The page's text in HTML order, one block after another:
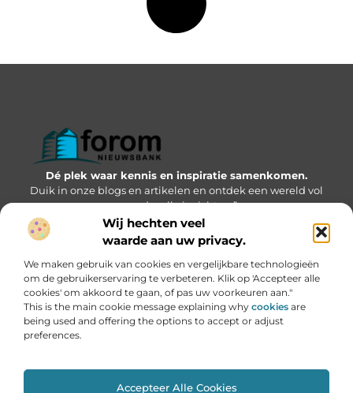
Wij hechten veel
waarde aan uw privacy.
We maken gebruik van cookies en vergelijkbare technologieën
om de gebruikerservaring te verbeteren. Klik op 'Accepteer alle
cookies' om akkoord te gaan, of pas uw voorkeuren aan."
This is the main cookie message explaining why cookies are
being used and offering the options to accept or adjust
preferences.
Accepteer Alle Cookies
Dé plek waar kennis en inspiratie samenkomen.
Duik in onze blogs en artikelen en ontdek een wereld vol
waardevolle inzichten.”
Bericht categorie
Onze informatie